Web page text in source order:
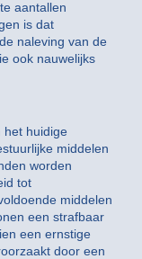
aantallen
is dat
naleving van de
ook nauwelijks
het huidige
middelen
worden
tot
middelen
een strafbaar
een ernstige
door een